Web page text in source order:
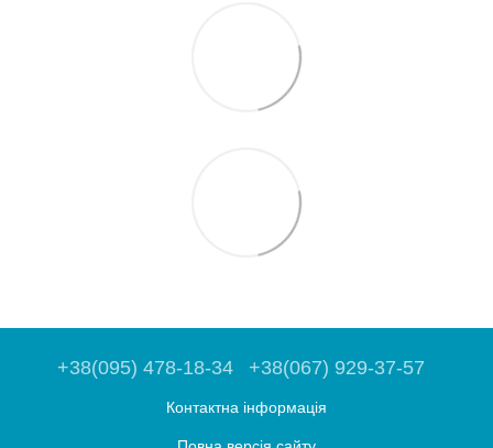
+38(095) 478-18-34 +38(067) 929-37-57
Контактна інформація